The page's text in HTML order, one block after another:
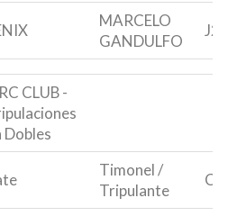
MARCELO
GANDULFO
J24
CLUB -
Dobles
Timonel /
Tripulante